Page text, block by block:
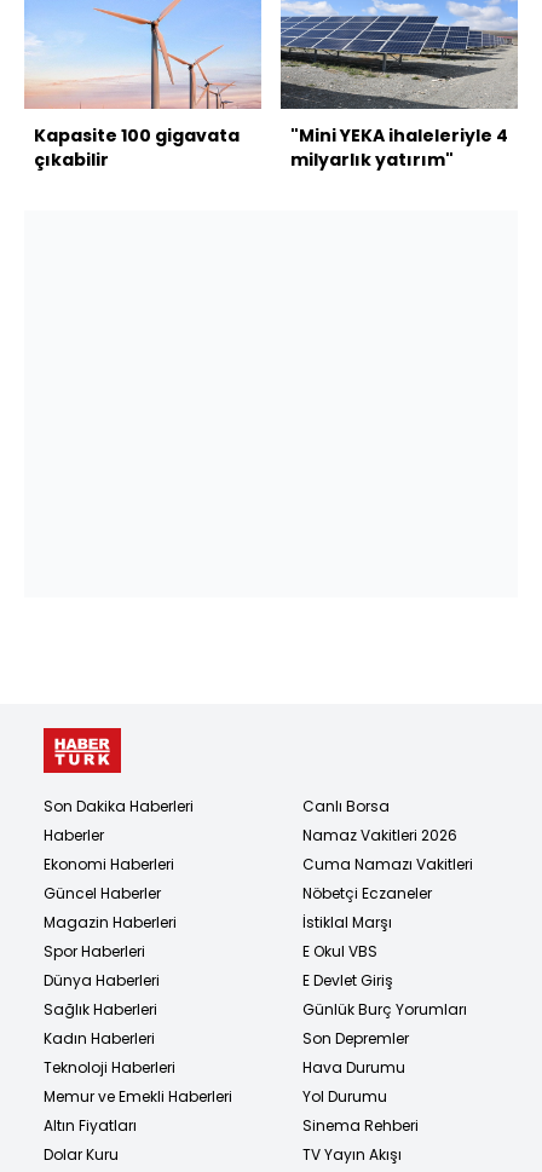
Kapasite 100 gigavata
çıkabilir
"Mini YEKA ihaleleriyle 4
milyarlık yatırım"
Son Dakika Haberleri
Haberler
Ekonomi Haberleri
Güncel Haberler
Magazin Haberleri
Spor Haberleri
Dünya Haberleri
Sağlık Haberleri
Kadın Haberleri
Teknoloji Haberleri
Memur ve Emekli Haberleri
Altın Fiyatları
Dolar Kuru
Canlı Borsa
Namaz Vakitleri 2026
Cuma Namazı Vakitleri
Nöbetçi Eczaneler
İstiklal Marşı
E Okul VBS
E Devlet Giriş
Günlük Burç Yorumları
Son Depremler
Hava Durumu
Yol Durumu
Sinema Rehberi
TV Yayın Akışı